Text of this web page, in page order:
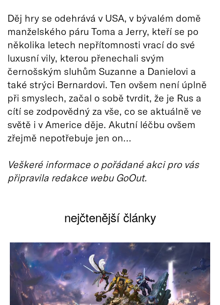
Děj hry se odehrává v USA, v bývalém domě
manželského páru Toma a Jerry, kteří se po
několika letech nepřítomnosti vrací do své
luxusní vily, kterou přenechali svým
černošským sluhům Suzanne a Danielovi a
také strýci Bernardovi. Ten ovšem není úplně
při smyslech, začal o sobě tvrdit, že je Rus a
cítí se zodpovědný za vše, co se aktuálně ve
světě i v Americe děje. Akutní léčbu ovšem
zřejmě nepotřebuje jen on…
Veškeré informace o pořádané akci pro vás
připravila redakce webu GoOut.
nejčtenější články